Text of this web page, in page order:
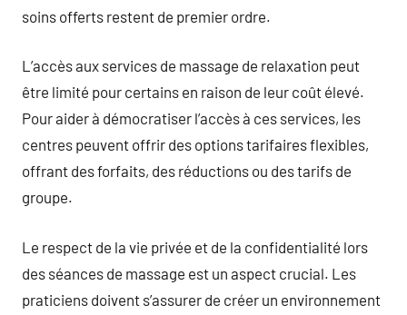
soins offerts restent de premier ordre.
L’accès aux services de massage de relaxation peut
être limité pour certains en raison de leur coût élevé.
Pour aider à démocratiser l’accès à ces services, les
centres peuvent offrir des options tarifaires flexibles,
offrant des forfaits, des réductions ou des tarifs de
groupe.
Le respect de la vie privée et de la confidentialité lors
des séances de massage est un aspect crucial. Les
praticiens doivent s’assurer de créer un environnement